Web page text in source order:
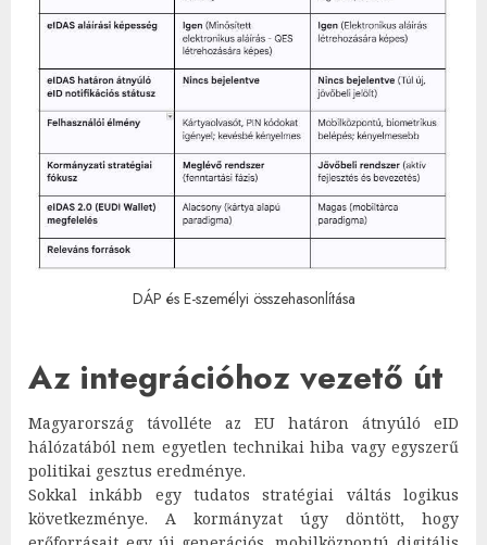
DÁP és E-személyi összehasonlítása
Az integrációhoz vezető út
Magyarország távolléte az EU határon átnyúló eID
hálózatából nem egyetlen technikai hiba vagy egyszerű
politikai gesztus eredménye.
Sokkal inkább egy tudatos stratégiai váltás logikus
következménye. A kormányzat úgy döntött, hogy